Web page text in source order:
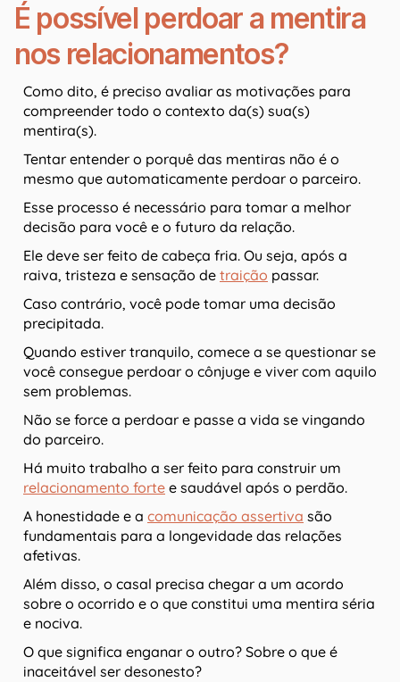
É possível perdoar a mentira
nos relacionamentos?
Como dito, é preciso avaliar as motivações para
compreender todo o contexto da(s) sua(s)
mentira(s).
Tentar entender o porquê das mentiras não é o
mesmo que automaticamente perdoar o parceiro.
Esse processo é necessário para tomar a melhor
decisão para você e o futuro da relação.
Ele deve ser feito de cabeça fria. Ou seja, após a
raiva, tristeza e sensação de traição passar.
Caso contrário, você pode tomar uma decisão
precipitada.
Quando estiver tranquilo, comece a se questionar se
você consegue perdoar o cônjuge e viver com aquilo
sem problemas.
Não se force a perdoar e passe a vida se vingando
do parceiro.
Há muito trabalho a ser feito para construir um
relacionamento forte e saudável após o perdão.
A honestidade e a comunicação assertiva são
fundamentais para a longevidade das relações
afetivas.
Além disso, o casal precisa chegar a um acordo
sobre o ocorrido e o que constitui uma mentira séria
e nociva.
O que significa enganar o outro? Sobre o que é
inaceitável ser desonesto?